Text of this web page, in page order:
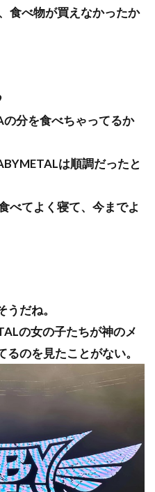
食べ物が買えなかったか
分を食べちゃってるか
は順調だったと
べてよく寝て、今までよ
だね。
の女の子たちが神のメ
のを見たことがない。